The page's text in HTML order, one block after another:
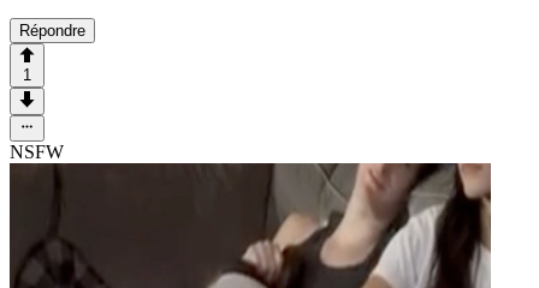
Répondre
1
NSFW